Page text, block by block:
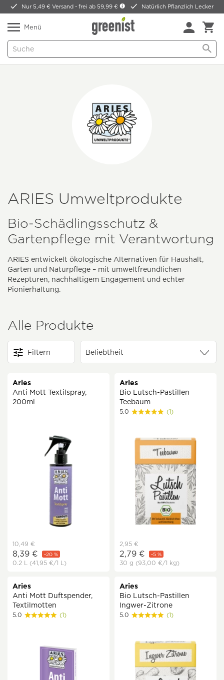
Nur 5,49 € Versand -frei ab 59,99 € Natürlich Pflanzlich Lecker
Menü
ARIES Umweltprodukte
Bio-Schädlingsschutz &
Gartenpflege mit Verantwortung
ARIES entwickelt ökologische Alternativen für Haushalt,
Garten und Naturpflege – mit umweltfreundlichen
Rezepturen, nachhaltigem Engagement und echter
Pionierhaltung.
Alle Produkte
Filtern
Aries
Anti Mott Textilspray,
200ml
10,49 €
8,39 € -20 %
0.2 L (41,95 €/1 L)
Aries
Bio Lutsch-Pastillen
Teebaum
5.0 (1)
2,95 €
2,79 € -5 %
30 g (93,00 €/1 kg)
Aries
Anti Mott Duftspender,
Textilmotten
5.0 (1)
Aries
Bio Lutsch-Pastillen
Ingwer-Zitrone
5.0 (1)